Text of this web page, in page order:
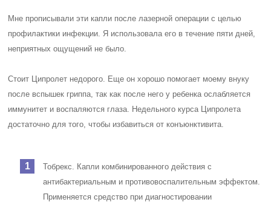
Мне прописывали эти капли после лазерной операции с целью
профилактики инфекции. Я использовала его в течение пяти дней,
неприятных ощущений не было.
Стоит Ципролет недорого. Еще он хорошо помогает моему внуку
после вспышек гриппа, так как после него у ребенка ослабляется
иммунитет и воспаляются глаза. Недельного курса Ципролета
достаточно для того, чтобы избавиться от конъюнктивита.
Тобрекс. Капли комбинированного действия с
антибактериальным и противовоспалительным эффектом.
Применяется средство при диагностировании